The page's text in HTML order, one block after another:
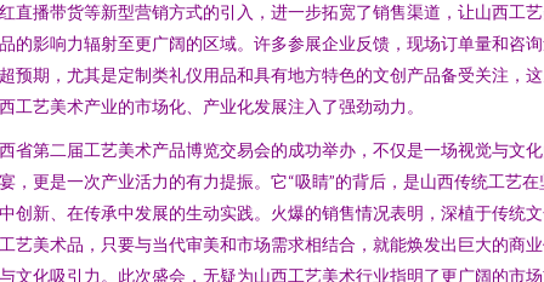
直播带货等新型营销方式的引入，进一步拓宽了销售渠道，让山西工
的影响力辐射至更广阔的区域。许多参展企业反馈，现场订单量和咨
预期，尤其是定制类礼仪用品和具有地方特色的文创产品备受关注，
工艺美术产业的市场化、产业化发展注入了强劲动力。
省第二届工艺美术产品博览交易会的成功举办，不仅是一场视觉与文
，更是一次产业活力的有力提振。它“吸睛”的背后，是山西传统工艺在
创新、在传承中发展的生动实践。火爆的销售情况表明，深植于传统
艺美术品，只要与当代审美和市场需求相结合，就能焕发出巨大的商
文化吸引力。此次盛会，无疑为山西工艺美术行业指明了更广阔的市